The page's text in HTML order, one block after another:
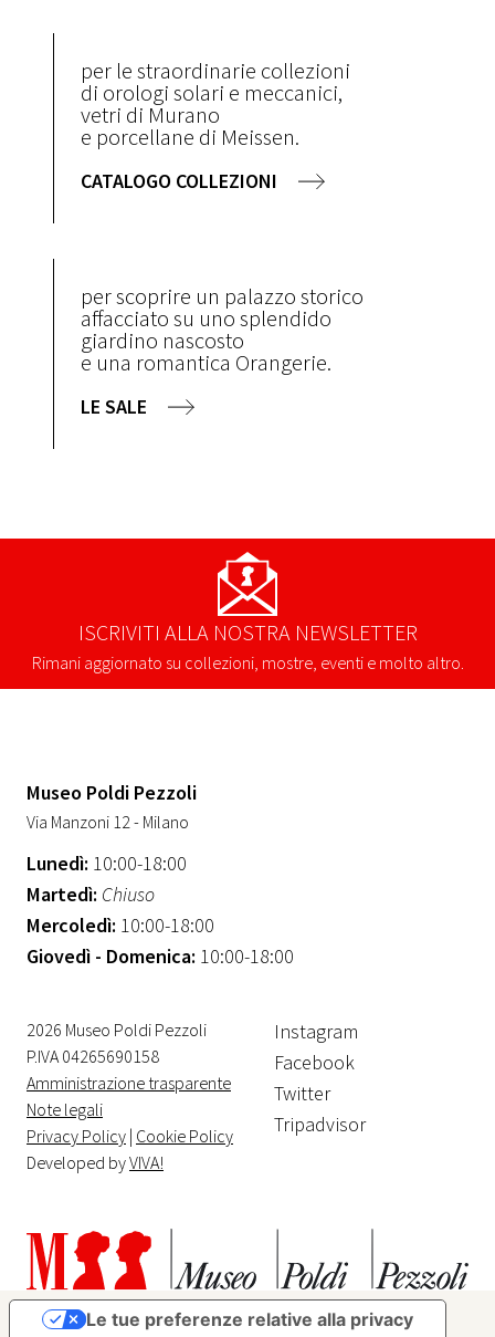
per le straordinarie collezioni
di orologi solari e meccanici,
vetri di Murano
e porcellane di Meissen.
CATALOGO COLLEZIONI
per scoprire un palazzo storico
affacciato su uno splendido
giardino nascosto
e una romantica Orangerie.
LE SALE
ISCRIVITI ALLA NOSTRA NEWSLETTER
Rimani aggiornato su collezioni, mostre, eventi e molto altro.
Museo Poldi Pezzoli
Via Manzoni 12 - Milano
Lunedì: 10:00-18:00
Martedì: Chiuso
Mercoledì: 10:00-18:00
Giovedì - Domenica: 10:00-18:00
2026 Museo Poldi Pezzoli
P.IVA 04265690158
Amministrazione trasparente
Note legali
Privacy Policy | Cookie Policy
Developed byVIVA!
Instagram
Facebook
Twitter
Tripadvisor
Le tue preferenze relative alla privacy